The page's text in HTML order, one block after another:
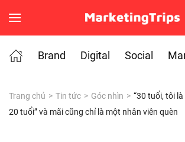
Skip to main content
Brand
Digital Social
Trang chủ Tin tức Góc nhìn
“30 tuổi, tôi
20 tuổi” và mãi cũng chỉ là một nhân viên quèn